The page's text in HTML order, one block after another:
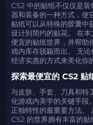
CS2 中的贴纸不仅仅是
器和装备的一种方式，使
贴纸可以从特殊的胶囊中
设计到简约的贴花。 在
便宜的贴纸世界，并帮助
戏内库存脱颖而出。 无
经济实惠的方式来美化你
探索最便宜的 CS2 贴
与皮肤、手套、刀具和特
化游戏内美学的关键手段
正独特性的最重要方法。
CS2 的世界拥有丰富的贴